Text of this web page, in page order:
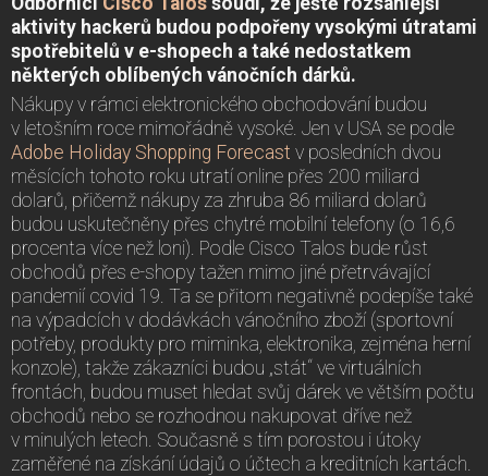
aktivity hackerů budou podpořeny vysokými útratami
spotřebitelů v e-shopech a také nedostatkem
některých oblíbených vánočních dárků.
Nákupy v rámci elektronického obchodování budou
v letošním roce mimořádně vysoké. Jen v USA se podle
Adobe Holiday Shopping Forecast v posledních dvou
měsících tohoto roku utratí online přes 200 miliard
dolarů, přičemž nákupy za zhruba 86 miliard dolarů
budou uskutečněny přes chytré mobilní telefony (o 16,6
procenta více než loni). Podle Cisco Talos bude růst
obchodů přes e-shopy tažen mimo jiné přetrvávající
pandemií covid 19. Ta se přitom negativně podepíše také
na výpadcích v dodávkách vánočního zboží (sportovní
potřeby, produkty pro miminka, elektronika, zejména herní
konzole), takže zákazníci budou „stát“ ve virtuálních
frontách, budou muset hledat svůj dárek ve větším počtu
obchodů nebo se rozhodnou nakupovat dříve než
v minulých letech. Současně s tím porostou i útoky
zaměřené na získání údajů o účtech a kreditních kartách.